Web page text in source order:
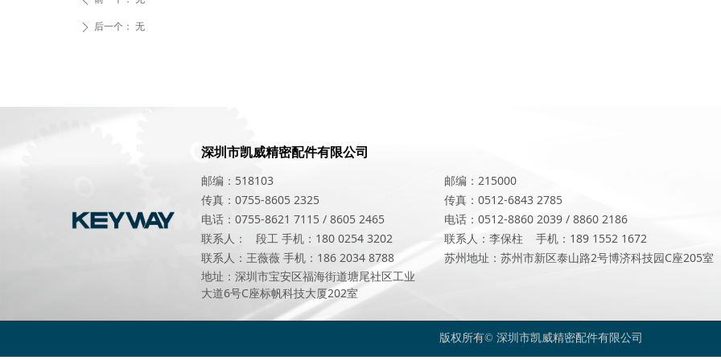
ꄲ 后一个： 无
邮编：518103
传真：0755-8605 2325
电话：0755-8621 7115 / 8605 2465
联系人： 段工 手机：180 0254 3202
联系人：王薇薇 手机：186 2034 8788
地址：深圳市宝安区福海街道塘尾社区工业
大道6号C座标帆科技大厦202室
深圳市凯威精密配件有限公司
邮编：215000
传真：0512-6843 2785
电话：0512-8860 2039 / 8860 2186
联系人：李保柱 手机：189 1552 1672
苏州地址：苏州市新区泰山路2号博济科技园C座205室
版权所有© 深圳市凯威精密配件有限公司